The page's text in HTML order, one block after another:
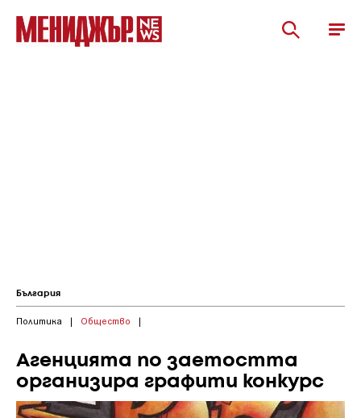
България
Политика | Общество |
Агенцията по заетостта
организира графити конкурс